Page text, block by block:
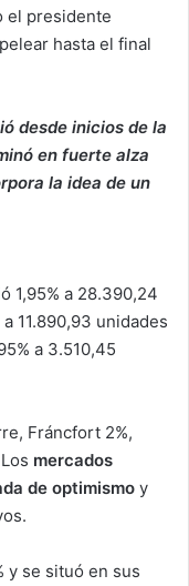
el presidente
hasta el final
desde inicios de la
en fuerte alza
la idea de un
1,95% a 28.390,24
11.890,93 unidades
a 3.510,45
Fráncfort 2%,
mercados
de optimismo y
y se situó en sus